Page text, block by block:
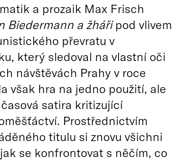
a prozaik Max Frisch
Biedermann a žhářipod vlivem
převratu v
který sledoval na vlastní oči
návštěvách Prahy v roce
však hra na jedno použití, ale
satira kritizující
Prostřednictvím
titulu si znovu všichni
se konfrontovat s něčím, co